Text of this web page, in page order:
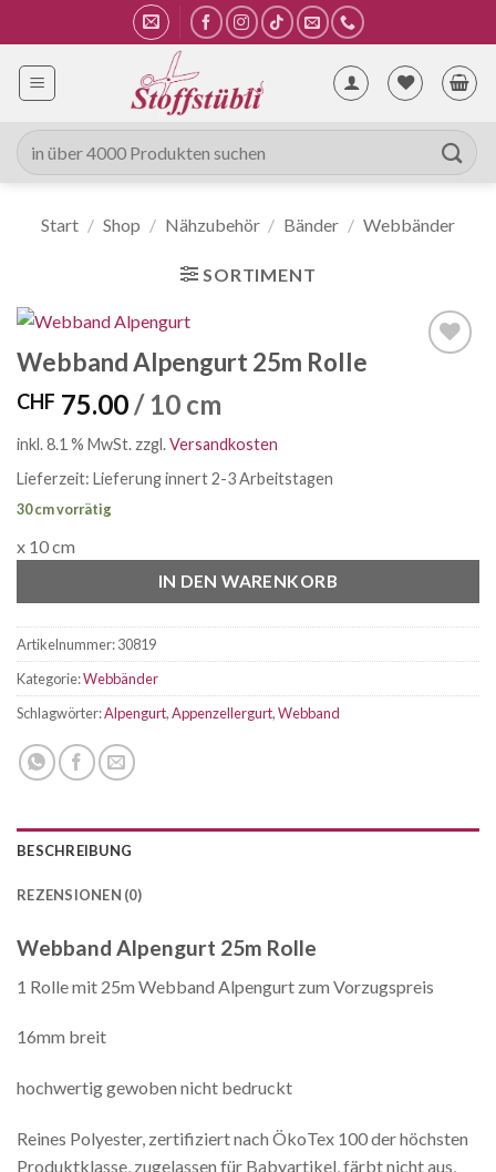
Inhalt
springen
Suche
nach:
Start / Shop / Nähzubehör / Bänder / Webbänder
SORTIMENT
Webband Alpengurt 25m Rolle
CHF 75.00/ 10 cm
inkl. 8.1 % MwSt.zzgl.Versandkosten
Lieferzeit: Lieferung innert 2-3 Arbeitstagen
30 cm vorrätig
x 10 cm
IN DEN WARENKORB
Artikelnummer:30819
Kategorie:Webbänder
Schlagwörter:Alpengurt,Appenzellergurt,Webband
BESCHREIBUNG
REZENSIONEN (0)
Webband Alpengurt 25m Rolle
1 Rolle mit 25m Webband Alpengurt zum Vorzugspreis
16mm breit
hochwertig gewoben nicht bedruckt
Reines Polyester, zertifiziert nach ÖkoTex 100 der höchsten
Produktklasse, zugelassen für Babyartikel, färbt nicht aus,